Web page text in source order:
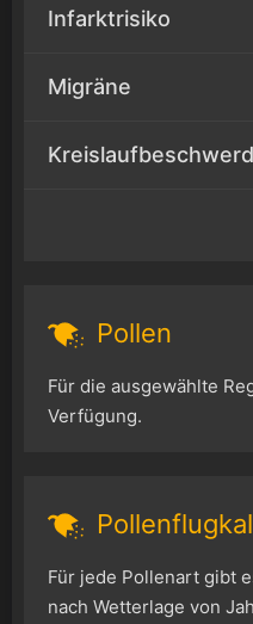
Infarktrisiko
Migräne
Pollen
Für die ausgewählte
Verfügung.
Für jede Pollenart gibt
nach Wetterlage von